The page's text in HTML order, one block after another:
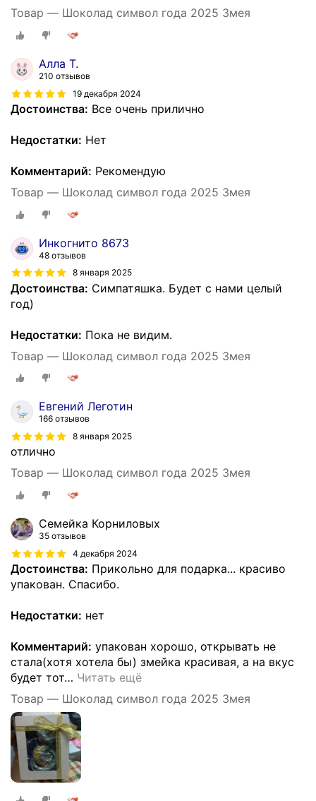
Товар — Шоколад символ года 2025 Змея
Алла Т.
210 отзывов
19 декабря 2024
Достоинства: Все очень прилично
Недостатки: Нет
Комментарий: Рекомендую
Товар — Шоколад символ года 2025 Змея
Инкогнито 8673
48 отзывов
8 января 2025
Достоинства: Симпатяшка. Будет с нами целый
год)
Недостатки: Пока не видим.
Товар — Шоколад символ года 2025 Змея
Евгений Леготин
166 отзывов
8 января 2025
отлично
Товар — Шоколад символ года 2025 Змея
Семейка Корниловых
35 отзывов
4 декабря 2024
Достоинства: Прикольно для подарка... красиво
упакован. Спасибо.
Недостатки: нет
Комментарий: упакован хорошо, открывать не
стала(хотя хотела бы) змейка красивая, а на вкус
будет тот… Читать ещё
Товар — Шоколад символ года 2025 Змея